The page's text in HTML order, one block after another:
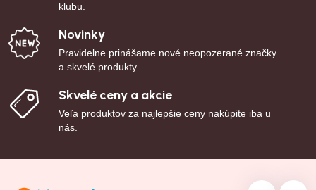
klubu.
Novinky
Pravidelne prinášame nové neopozerané značky
a skvelé produkty.
Skvelé ceny a akcie
Veľa produktov za najlepšie ceny nakúpite iba u
nás.